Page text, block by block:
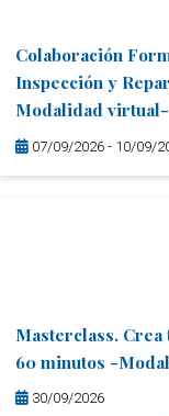
Colaboración
Inspección y
Modalidad virtual-
07/09/2026 - 10/09/
Masterclass.
60 minutos -
30/09/2026